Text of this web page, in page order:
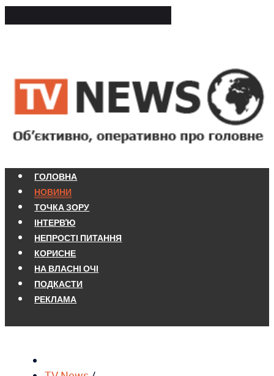
ГОЛОВНА
НОВИНИ
ТОЧКА ЗОРУ
ІНТЕРВ'Ю
НЕПРОСТІ ПИТАННЯ
КОРИСНЕ
НА ВЛАСНІ ОЧІ
ПОДКАСТИ
РЕКЛАМА